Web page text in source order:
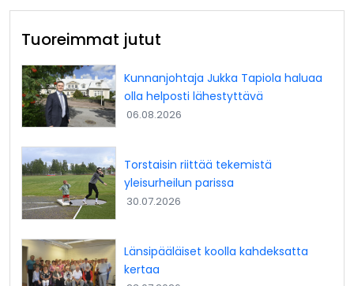
Tuoreimmat jutut
Kunnanjohtaja Jukka Tapiola haluaa
olla helposti lähestyttävä
06.08.2026
Torstaisin riittää tekemistä
yleisurheilun parissa
30.07.2026
Länsipääläiset koolla kahdeksatta
kertaa